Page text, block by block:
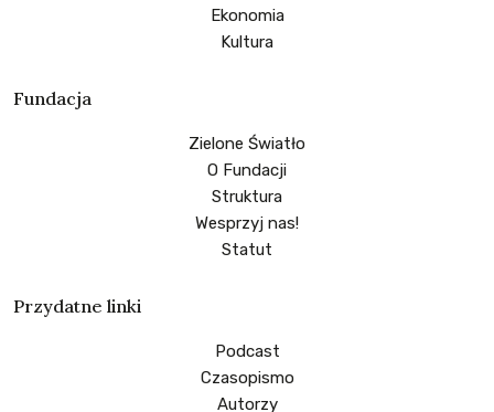
Ekonomia
Kultura
Fundacja
Zielone Światło
O Fundacji
Struktura
Wesprzyj nas!
Statut
Przydatne linki
Podcast
Czasopismo
Autorzy